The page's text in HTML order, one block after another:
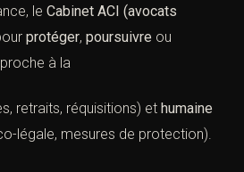
le Cabinet ACI (avocats
protéger, poursuivre ou
à la
retraits, réquisitions) et humaine
légale, mesures de protection).